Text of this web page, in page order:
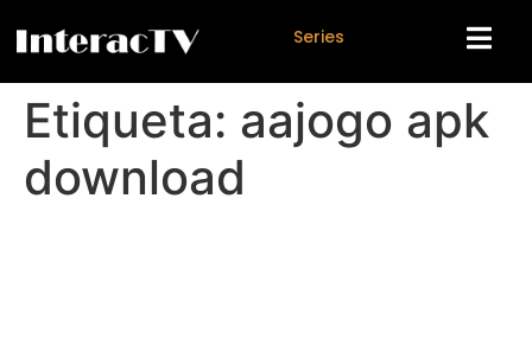
Series
Etiqueta: aajogo apk
download